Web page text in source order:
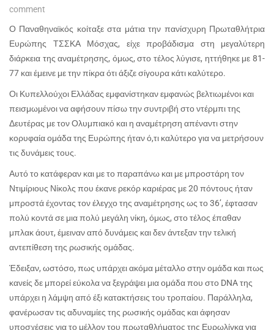
comment
Ο Παναθηναϊκός κοίταξε στα μάτια την πανίσχυρη Πρωταθλήτρια
Ευρώπης ΤΣΣΚΑ Μόσχας, είχε προβάδισμα στη μεγαλύτερη
διάρκεια της αναμέτρησης, όμως, στο τέλος λύγισε, ηττήθηκε με 81-
77 και έμεινε με την πίκρα ότι άξιζε σίγουρα κάτι καλύτερο.
Οι Κυπελλούχοι Ελλάδας εμφανίστηκαν εμφανώς βελτιωμένοι και
πεισμωμένοι να αφήσουν πίσω την συντριβή στο ντέρμπι της
Δευτέρας με τον Ολυμπιακό και η αναμέτρηση απέναντι στην
κορυφαία ομάδα της Ευρώπης ήταν ό,τι καλύτερο για να μετρήσουν
τις δυνάμεις τους.
Αυτό το κατάφεραν και με το παραπάνω και με μπροστάρη τον
Ντιμίριους Νίκολς που έκανε ρεκόρ καριέρας με 20 πόντους ήταν
μπροστά έχοντας τον έλεγχο της αναμέτρησης ως το 36’, έφτασαν
πολύ κοντά σε μια πολύ μεγάλη νίκη, όμως, στο τέλος έπαθαν
μπλακ άουτ, έμειναν από δυνάμεις και δεν άντεξαν την τελική
αντεπίθεση της ρωσικής ομάδας.
Έδειξαν, ωστόσο, πως υπάρχει ακόμα μέταλλο στην ομάδα και πως
κανείς δε μπορεί εύκολα να ξεγράψει μια ομάδα που στο DNAτης
υπάρχει η λάμψη από έξι κατακτήσεις του τροπαίου. Παράλληλα,
φανέρωσαν τις αδυναμίες της ρωσικής ομάδας και άφησαν
υποσχέσεις για το μέλλον του πρωταθλήματος της Ευρωλίγκα για